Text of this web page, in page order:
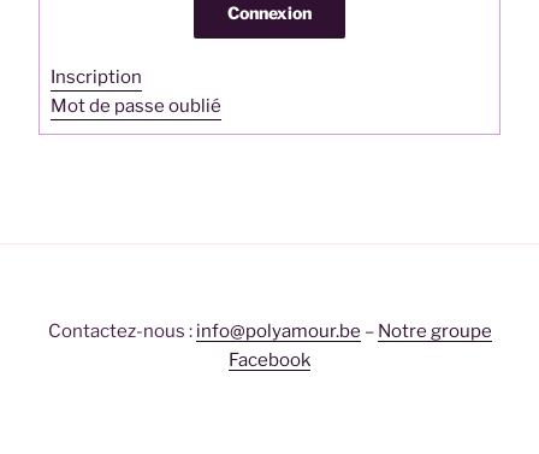
Connexion
Inscription
Mot de passe oublié
Contactez-nous : info@polyamour.be – Notre groupe
Facebook